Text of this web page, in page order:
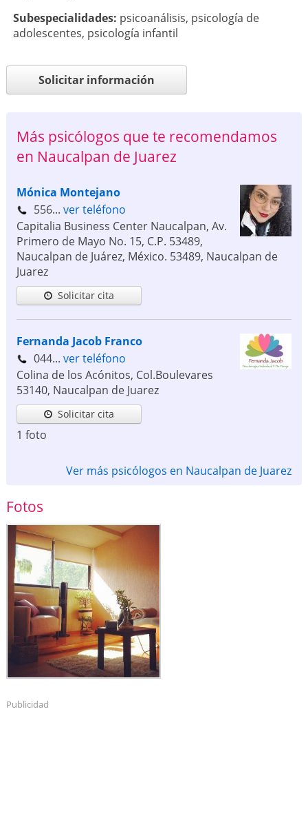
Subespecialidades: psicoanálisis, psicología de
adolescentes, psicología infantil
Solicitar información
Más psicólogos que te recomendamos
en Naucalpan de Juarez
Mónica Montejano
556... ver teléfono
Capitalia Business Center Naucalpan, Av.
Primero de Mayo No. 15, C.P. 53489,
Naucalpan de Juárez, México. 53489, Naucalpan de
Juarez
Solicitar cita
Fernanda Jacob Franco
044... ver teléfono
Colina de los Acónitos, Col.Boulevares
53140, Naucalpan de Juarez
Solicitar cita
1 foto
Ver más psicólogos en Naucalpan de Juarez
Fotos
Publicidad